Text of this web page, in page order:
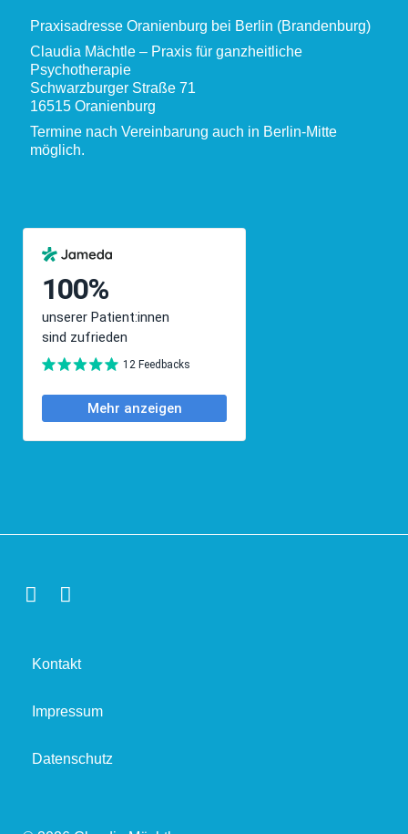
Praxisadresse Oranienburg bei Berlin (Brandenburg)
Claudia Mächtle – Praxis für ganzheitliche
Psychotherapie
Schwarzburger Straße 71
16515 Oranienburg
Termine nach Vereinbarung auch in Berlin-Mitte
möglich.
Kontakt
Impressum
Datenschutz